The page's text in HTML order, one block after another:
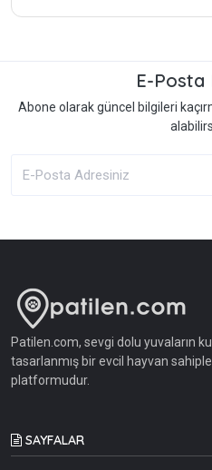
E-Posta
Abone olarak güncel bilgileri
Patilen.com, sevgi dolu yuvaların
tasarlanmış bir evcil hayvan
platformudur.
SAYFALAR